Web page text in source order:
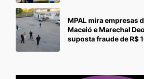
MPAL mira empresas
Maceió e Marechal
suposta fraude de R$